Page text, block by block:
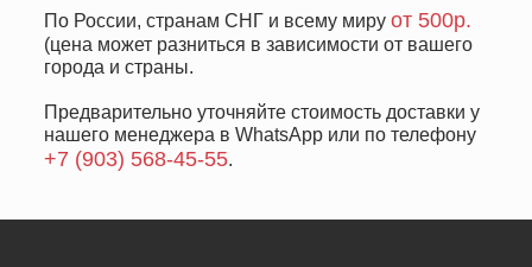
По России, странам СНГ и всему миру от 500р.
(цена может разниться в зависимости от вашего
города и страны.
Предварительно уточняйте стоимость доставки у
нашего менеджера в WhatsApp или по телефону
+7 (903) 568-45-55.